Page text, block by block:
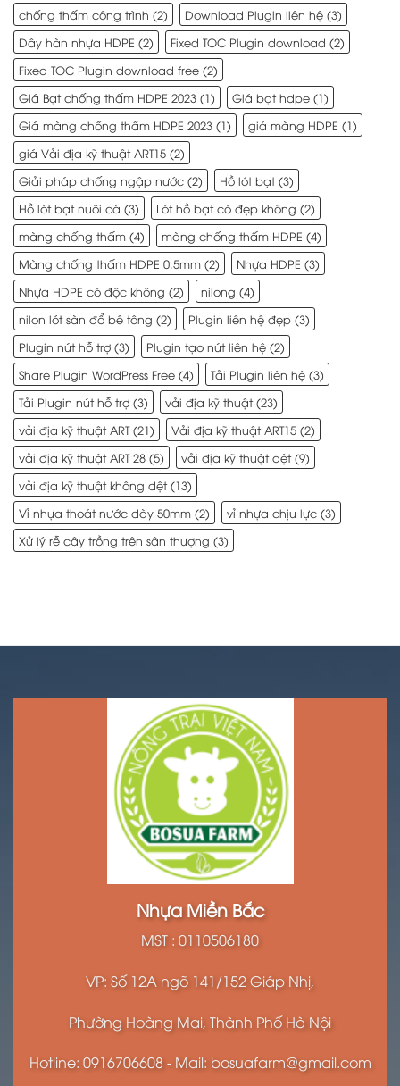
chống thấm công trình (2) Download Plugin liên hệ (3)
Dây hàn nhựa HDPE (2) Fixed TOC Plugin download (2)
Fixed TOC Plugin download free (2)
Giá Bạt chống thấm HDPE 2023 (1) Giá bạt hdpe (1)
Giá màng chống thấm HDPE 2023 (1) giá màng HDPE (1)
giá Vải địa kỹ thuật ART15 (2)
Giải pháp chống ngập nước (2) Hồ lót bạt(3)
Hồ lót bạt nuôi cá (3) Lót hồ bạt có đẹp không (2)
màng chống thấm (4) màng chống thấm HDPE (4)
Màng chống thấm HDPE 0.5mm (2) Nhựa HDPE (3)
Nhựa HDPE có độc không (2) nilong (4)
nilon lót sàn đổ bê tông (2) Plugin liên hệ đẹp (3)
Plugin nút hỗ trợ (3) Plugin tạo nút liên hệ (2)
Share Plugin WordPress Free (4) Tải Plugin liên hệ (3)
Tải Plugin nút hỗ trợ (3) vải địa kỹ thuật(23)
vải địa kỹ thuật ART(21) Vải địa kỹ thuật ART15 (2)
vải địa kỹ thuật ART 28 (5) vải địa kỹ thuật dệt(9)
vải địa kỹ thuật không dệt(13)
Vỉ nhựa thoát nước dày 50mm (2) vỉ nhựa chịu lực (3)
Xử lý rễ cây trồng trên sân thượng (3)
Nhựa Miền Bắc
MST : 0110506180
VP: Số 12A ngõ 141/152 Giáp Nhị,
Phường Hoàng Mai, Thành Phố Hà Nội
Hotline: 0916706608 - Mail: bosuafarm@gmail.com